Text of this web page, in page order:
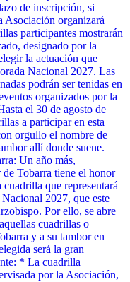
de inscripción, si
Asociación organizará
participantes mostrarán
designado por la
la actuación que
Nacional 2027. Las
podrán ser tenidas en
organizados por la
el 30 de agosto de
a participar en esta
orgullo el nombre de
allí donde suene.
Un año más,
Tobarra tiene el honor
que representará
2027, que este
Por ello, se abre
cuadrillas o
y a su tambor en
será la gran
* La cuadrilla
por la Asociación,